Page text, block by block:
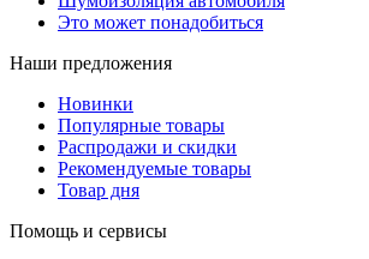
Это может понадобиться
Наши предложения
Новинки
Популярные товары
Распродажи и скидки
Рекомендуемые товары
Товар дня
Помощь и сервисы